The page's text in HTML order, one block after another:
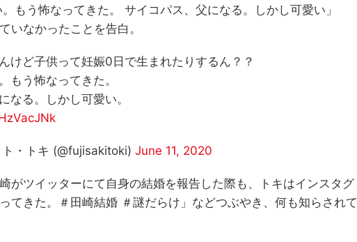
もう怖なってきた。 サイコパス、父になる。しかし可愛い」
いなかったことを告白。
けど子供って妊娠0日で生まれたりするん？？
もう怖なってきた。
なる。しかし可愛い。
・トキ (@fujisakitoki) June 11, 2020
がツイッターにて自身の結婚を報告した際も、トキはインスタグ
てきた。＃田崎結婚 ＃謎だらけ」などつぶやき、何も知らされて